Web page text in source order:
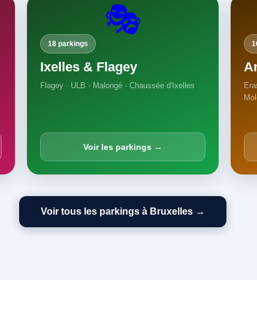
🎭
18 parkings
Ixelles & Flagey
Flagey · ULB · Malongé · Chaussée d'Ixelles
Voir les parkings →
Voir tous les parkings à Bruxelles →